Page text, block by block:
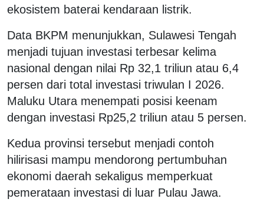
ekosistem baterai kendaraan listrik.
Data BKPM menunjukkan, Sulawesi Tengah
menjadi tujuan investasi terbesar kelima
nasional dengan nilai Rp 32,1 triliun atau 6,4
persen dari total investasi triwulan I 2026.
Maluku Utara menempati posisi keenam
dengan investasi Rp25,2 triliun atau 5 persen.
Kedua provinsi tersebut menjadi contoh
hilirisasi mampu mendorong pertumbuhan
ekonomi daerah sekaligus memperkuat
pemerataan investasi di luar Pulau Jawa.